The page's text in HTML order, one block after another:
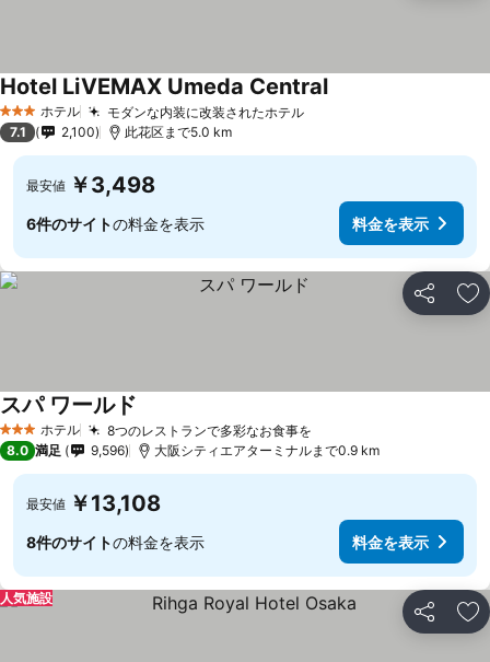
3 ホテルのランク
ホテル モダンな内装に改装されたホテル
Hotel LiVEMAX Umeda Central
7.1 2,100 此花区まで5.0 km
最安値 ￥3,498
6件のサイトの料金を表示 料金を表示
シェア お
3 ホテルのランク
ホテル 8つのレストランで多彩なお食事を
スパ ワールド
8.0 満足 9,596 大阪シティエアターミナルまで0.9 km
最安値 ￥13,108
8件のサイトの料金を表示 料金を表示
シェア お
人気施設